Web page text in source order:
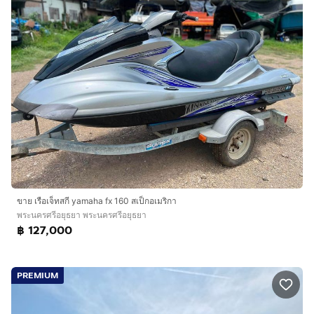
ขาย เรือเจ็ทสกี yamaha fx 160 สเป็กอเมริกา
พระนครศรีอยุธยา พระนครศรีอยุธยา
฿ 127,000
PREMIUM